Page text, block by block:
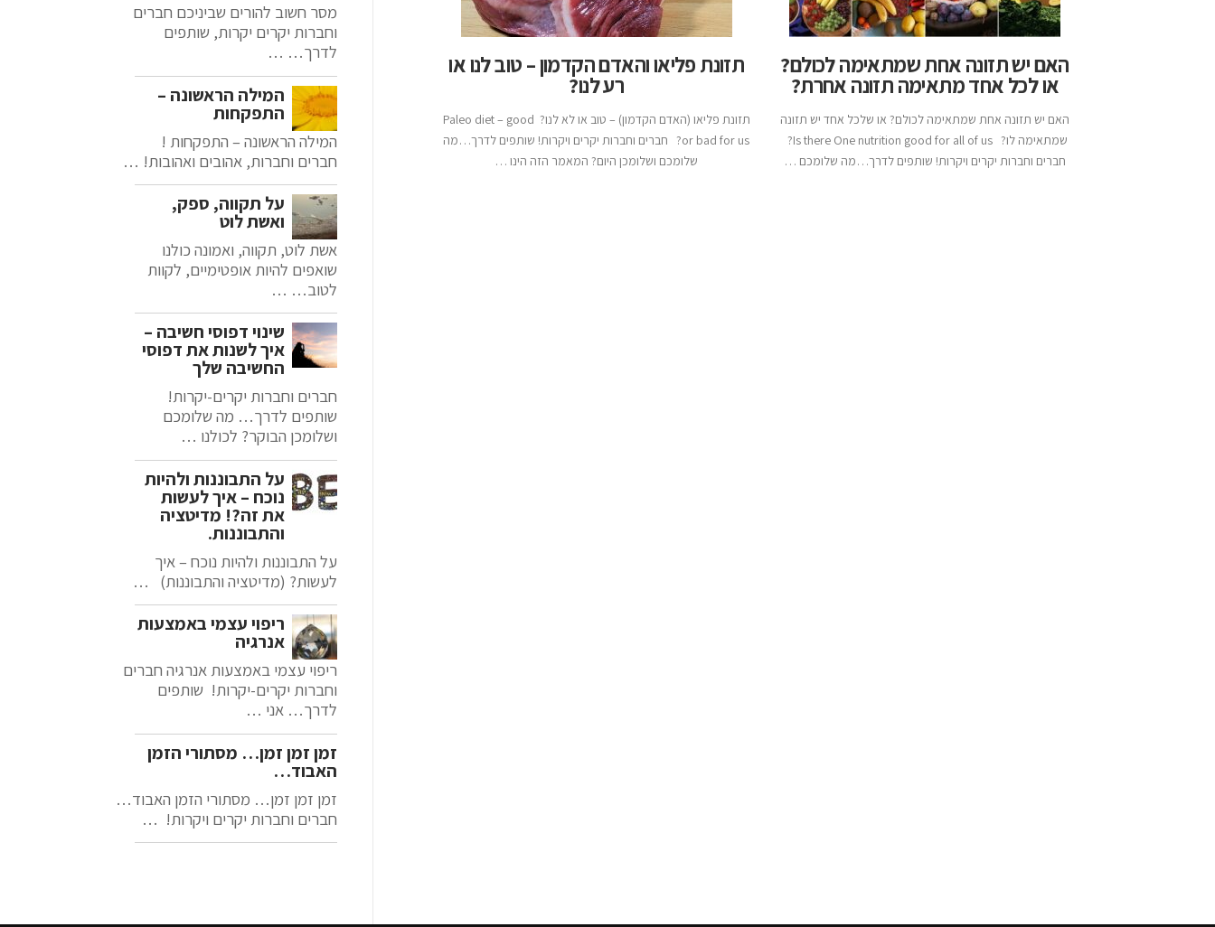
האם יש תזונה אחת שמתאימה לכולם?
או לכל אחד מתאימה תזונה אחרת?
האם יש תזונה אחת שמתאימה לכולם? או שלכל אחד יש תזונה
שמתאימה לו? Is there One nutrition good for all of us?
חברים וחברות יקרים ויקרות! שותפים לדרך…מה שלומכם …
תזונת פליאו והאדם הקדמון – טוב לנו או
רע לנו?
תזונת פליאו (האדם הקדמון) – טוב או לא לנו? Paleo diet – good
or bad for us? חברים וחברות יקרים ויקרות! שותפים לדרך…מה
שלומכם ושלומכן היום? המאמר הזה הינו …
מסר חשוב להורים שביניכם חברים
וחברות יקרים יקרות, שותפים
לדרך… …
המילה הראשונה –
התפקחות
המילה הראשונה – התפקחות !
חברים וחברות, אהובים ואהובות! …
על תקווה, ספק,
ואשת לוט
אשת לוט, תקווה, ואמונה כולנו
שואפים להיות אופטימיים, לקוות
לטוב… …
שינוי דפוסי חשיבה –
איך לשנות את דפוסי
החשיבה שלך
חברים וחברות יקרים-יקרות!
שותפים לדרך… מה שלומכם
ושלומכן הבוקר? לכולנו …
על התבוננות ולהיות
נוכח – איך לעשות
את זה?! מדיטציה
והתבוננות.
על התבוננות ולהיות נוכח – איך
לעשות? (מדיטציה והתבוננות) …
ריפוי עצמי באמצעות
אנרגיה
ריפוי עצמי באמצעות אנרגיה חברים
וחברות יקרים-יקרות! שותפים
לדרך… אני …
זמן זמן זמן… מסתורי הזמן
האבוד…
זמן זמן זמן… מסתורי הזמן האבוד…
חברים וחברות יקרים ויקרות! …